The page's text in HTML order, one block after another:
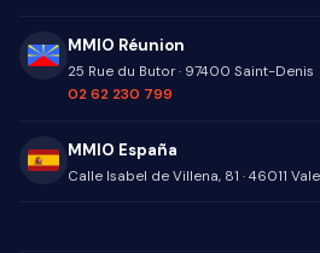
MMIO Réunion
25 Rue du Butor· 97400 Saint-Denis
02 62 230 799
MMIO España
Calle Isabel de Villena, 81 · 46011